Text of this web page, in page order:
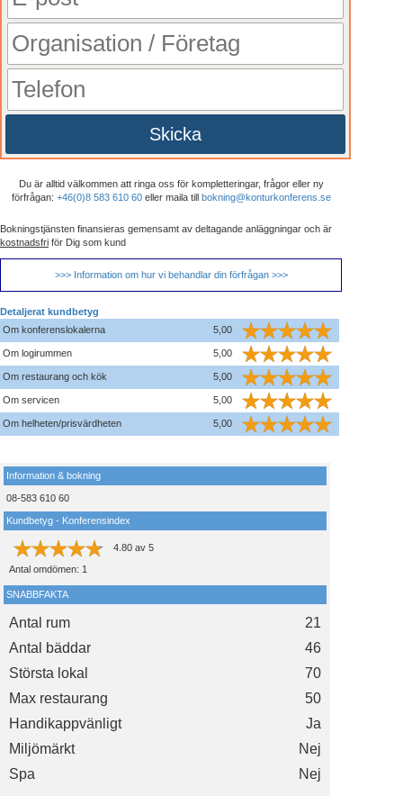
Skicka
Du är alltid välkommen att ringa oss för kompletteringar, frågor eller ny
förfrågan: +46(0)8 583 610 60eller maila till bokning@konturkonferens.se
Bokningstjänsten finansieras gemensamt av deltagande anläggningar och är
kostnadsfri för Dig som kund
>>> Information om hur vi behandlar din förfrågan >>>
Detaljerat kundbetyg
Om konferenslokalerna
5,00
Om logirummen 5,00
Om restaurang och kök 5,00
Om servicen 5,00
Om helheten/prisvärdheten 5,00
Information & bokning
08-583 610 60
Kundbetyg - Konferensindex
4.80 av 5
Antal omdömen: 1
SNABBFAKTA
Antal rum
21
Antal bäddar
46
Största lokal
70
Max restaurang
50
Handikappvänligt
Ja
Miljömärkt
Nej
Spa
Nej